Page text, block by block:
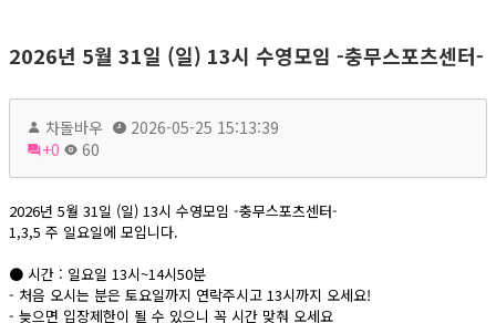
2026년 5월 31일 (일) 13시 수영모임 -충무스포츠센터-
차돌바우
2026-05-25 15:13:39
+0
60
2026년 5월 31일 (일) 13시 수영모임 -충무스포츠센터-
1,3,5 주 일요일에 모입니다.
● 시간 : 일요일 13시~14시50분
- 처음 오시는 분은 토요일까지 연락주시고 13시까지 오세요!
- 늦으면 입장제한이 될 수 있으니 꼭 시간 맞춰 오세요